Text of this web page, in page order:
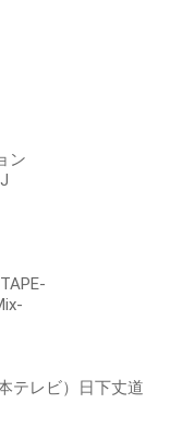
ン
テレビ）日下丈道